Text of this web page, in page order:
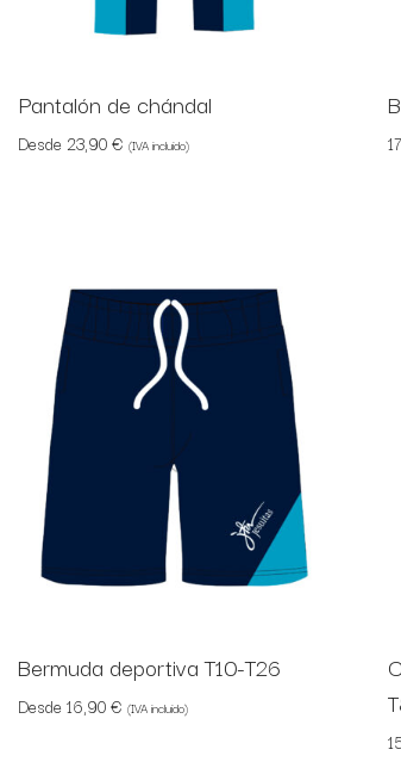
Pantalón de chándal
Desde 23,90€ (IVA incluido)
Bermuda deportiva T10-T26
Desde 16,90€ (IVA incluido)